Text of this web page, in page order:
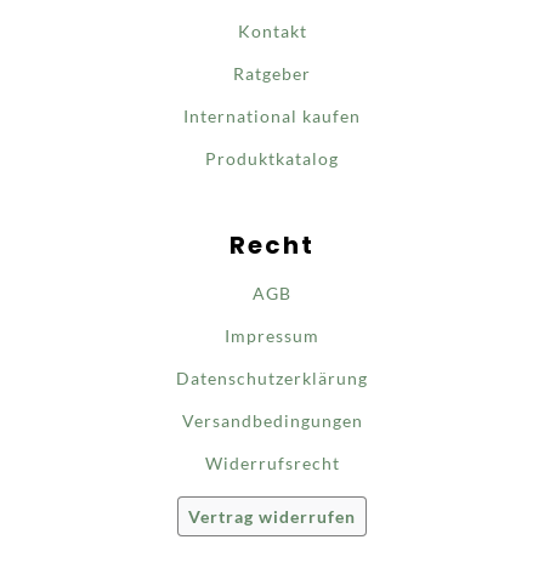
Kontakt
Ratgeber
International kaufen
Produktkatalog
Recht
AGB
Impressum
Datenschutzerklärung
Versandbedingungen
Widerrufsrecht
Vertrag widerrufen